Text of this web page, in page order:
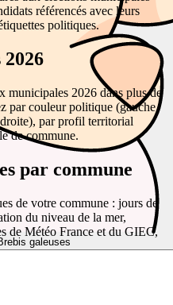
galeuses
référencés avec leurs
politiques.
municipales 2026 dans plus de
par couleur politique (gauche,
par profil territorial
de commune.
par commune
de votre commune : jours de
du niveau de la mer,
de Météo France et du GIEC,